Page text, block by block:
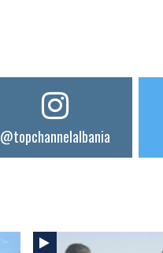
@topchannelalbania